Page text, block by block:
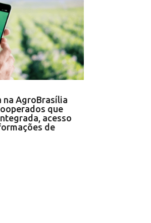
na AgroBrasília
que
acesso
de